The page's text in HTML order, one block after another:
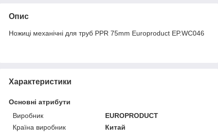
Опис
Ножиці механічні для труб PPR 75mm Europroduct EP.WС046
Характеристики
Основні атрибути
Виробник
EUROPRODUCT
Країна виробник
Китай